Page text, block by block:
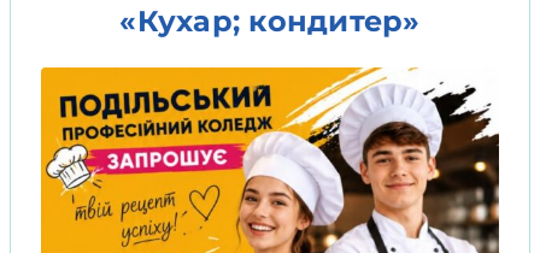
«Кухар; кондитер»